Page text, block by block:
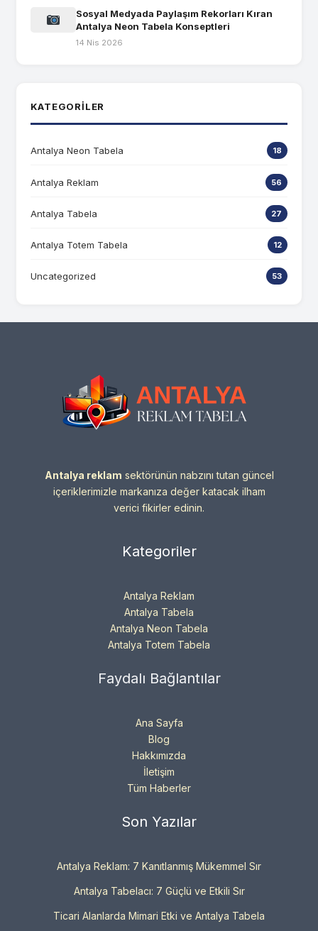
Sosyal Medyada Paylaşım Rekorları Kıran
Antalya Neon Tabela Konseptleri
14 Nis 2026
KATEGORILER
Antalya Neon Tabela 18
Antalya Reklam 56
Antalya Tabela 27
Antalya Totem Tabela 12
Uncategorized 53
Antalya reklam sektörünün nabzını tutan güncel
içeriklerimizle markanıza değer katacak ilham
verici fikirler edinin.
Kategoriler
Antalya Reklam
Antalya Tabela
Antalya Neon Tabela
Antalya Totem Tabela
Faydalı Bağlantılar
Ana Sayfa
Blog
Hakkımızda
İletişim
Tüm Haberler
Son Yazılar
Antalya Reklam: 7 Kanıtlanmış Mükemmel Sır
Antalya Tabelacı: 7 Güçlü ve Etkili Sır
Ticari Alanlarda Mimari Etki ve Antalya Tabela